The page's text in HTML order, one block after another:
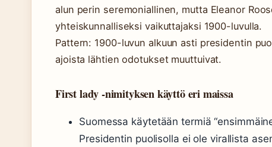
alun perin seremoniallinen, mutta Eleanor
yhteiskunnalliseksi vaikuttajaksi 1900-luvulla.
Pattern: 1900-luvun alkuun asti presidentin
ajoista lähtien odotukset muuttuivat.
First lady -nimityksen käyttö eri maissa
Suomessa käytetään termiä
Presidentin puolisolla ei ole virallista